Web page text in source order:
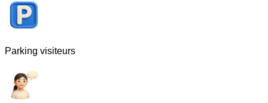
Parking visiteurs